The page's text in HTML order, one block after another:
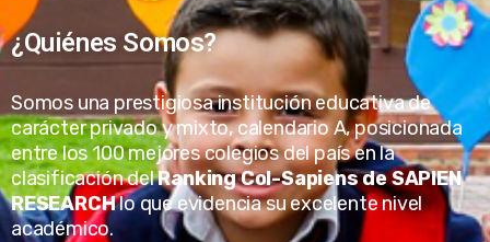
¿Quiénes Somos?
Somos una prestigiosa institución educativa de
carácter privado y mixto, calendario A, posicionada
entre los 100 mejores colegios del país en la
clasificación delRanking Col-Sapiens de SAPIEN
RESEARCHlo que evidencia su excelente nivel
académico.